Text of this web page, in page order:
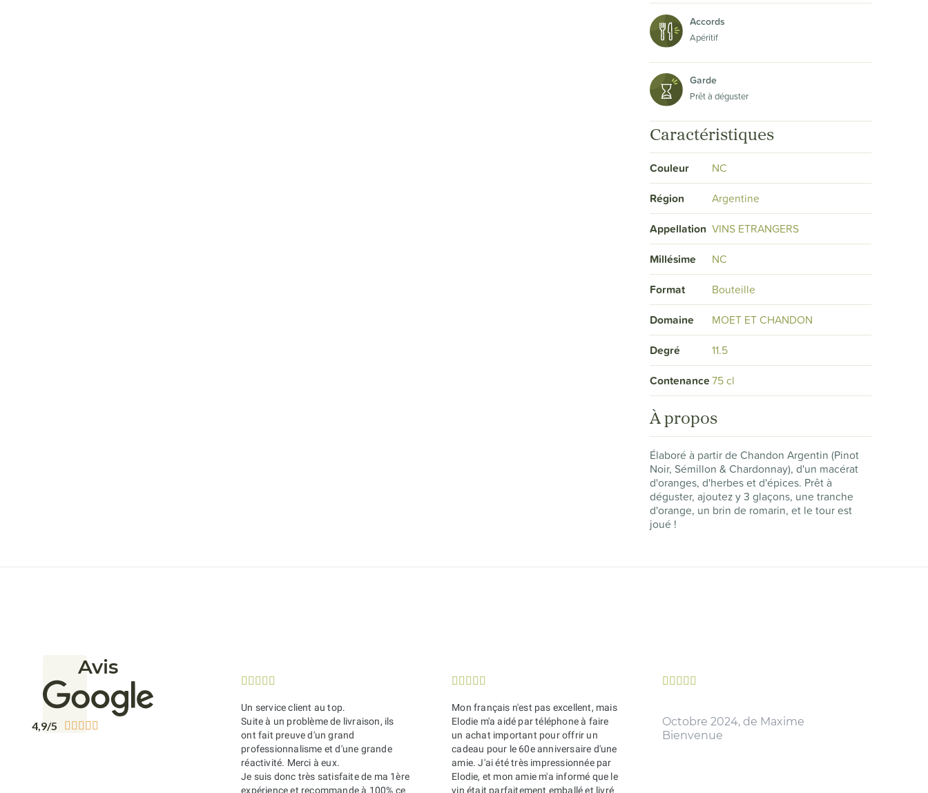
Accords
Apéritif
Garde
Prêt à déguster
Caractéristiques
Couleur NC
Région Argentine
Appellation VINS ETRANGERS
Millésime NC
Format Bouteille
Domaine MOET ET CHANDON
Degré 11.5
Contenance75 cl
À propos
Élaboré à partir de Chandon Argentin (Pinot
Noir, Sémillon & Chardonnay), d'un macérat
d'oranges, d'herbes et d'épices. Prêt à
déguster, ajoutez y 3 glaçons, une tranche
d'orange, un brin de romarin, et le tour est
joué !
Avis
4,9/5     
    
Un service client au top.
Suite à un problème de livraison, ils
ont fait preuve d'un grand
professionnalisme et d'une grande
réactivité. Merci à eux.
Je suis donc très satisfaite de ma 1ère
expérience et recommande à 100% ce
    
Mon français n'est pas excellent, mais
Elodie m'a aidé par téléphone à faire
un achat important pour offrir un
cadeau pour le 60e anniversaire d'une
amie. J'ai été très impressionnée par
Elodie, et mon amie m'a informé que le
vin était parfaitement emballé et livré
    
Octobre 2024, de Maxime
Bienvenue